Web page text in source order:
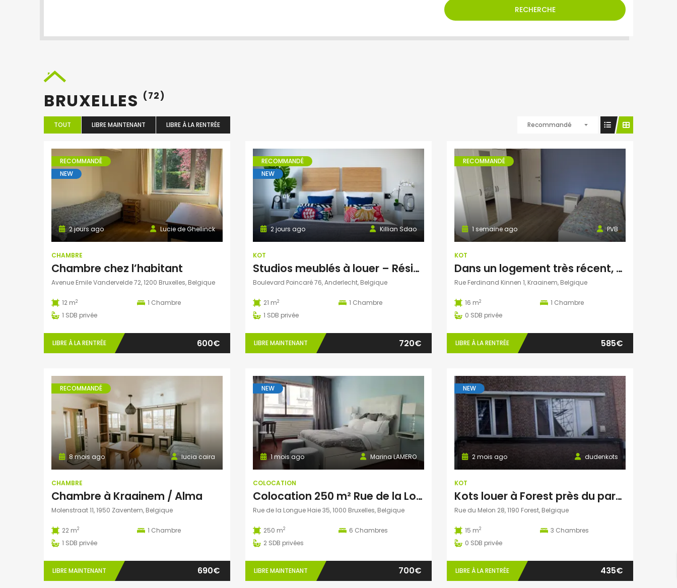
RECHERCHE
BRUXELLES (72)
TOUT LIBRE MAINTENANT LIBRE À LA RENTRÉE Recommandé
RECOMMANDÉ
NEW
Lucie de Ghellinck
2 jours ago
CHAMBRE
Chambre chez l’habitant
Avenue Emile Vandervelde 72, 1200 Bruxelles, Belgique
12 m2 1 Chambre
1 SDB privée
LIBRE À LA RENTRÉE 600€
RECOMMANDÉ
NEW
Killian Sdao
2 jours ago
KOT
Studios meublés à louer – Résidence Ustel – Boulevard Poincaré, 76 – Anderlecht – à partir de 720 € charges incluses
Boulevard Poincaré 76, Anderlecht, Belgique
21 m2 1 Chambre
1 SDB privée
LIBRE MAINTENANT 720€
RECOMMANDÉ
PVB
1 semaine ago
KOT
Dans un logement très récent, chambre tout confort. Quartier Kraainem / ALMA
Rue Ferdinand Kinnen 1, Kraainem, Belgique
16 m2 1 Chambre
0 SDB privée
LIBRE À LA RENTRÉE 585€
RECOMMANDÉ
lucia caira
8 mois ago
CHAMBRE
Chambre à Kraainem / Alma
Molenstraat 11, 1950 Zaventem, Belgique
22 m2 1 Chambre
1 SDB privée
LIBRE MAINTENANT 690€
NEW
Marina LAMERO
1 mois ago
COLOCATION
Colocation 250 m² Rue de la Longue Haie, Bruxelles, Belgique
Rue de la Longue Haie 35, 1000 Bruxelles, Belgique
250 m2 6 Chambres
2 SDB privées
LIBRE MAINTENANT 700€
NEW
dudenkots
2 mois ago
KOT
Kots louer à Forest près du parc Duden
Rue du Melon 28, 1190 Forest, Belgique
15 m2 3 Chambres
0 SDB privée
LIBRE À LA RENTRÉE 435€